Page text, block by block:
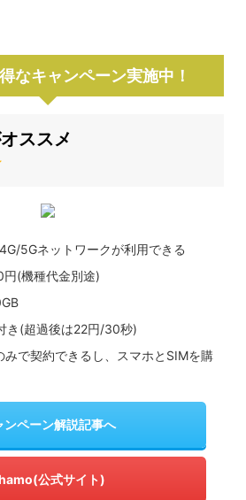
なキャンペーン実施中！
ススメ
5Gネットワークが利用できる
(機種代金別途)
き(超過後は22円/30秒)
みで契約できるし、スマホとSIMを購
ンペーン解説記事へ
公式サイト)